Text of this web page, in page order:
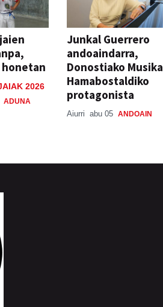
2026
ADUNA
Junkal Guerrero
andoaindarra,
Donostiako Musika
Hamabostaldiko
protagonista
Aiurri abu 05 ANDOAIN